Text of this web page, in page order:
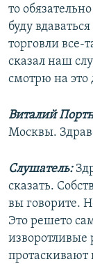
то
буду
торговли все-
сказал наш
смотрю на это
Виталий
Москвы.
Слушатель:
сказать.
вы говорите.
Это решето
изворотливые
протаскивают